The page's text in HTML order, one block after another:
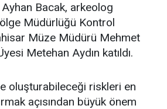
Bacak, arkeolog
Müdürlüğü Kontrol
Müze Müdürü Mehmet
Metehan Aydın katıldı.
oluşturabileceği riskleri en
açısından büyük önem